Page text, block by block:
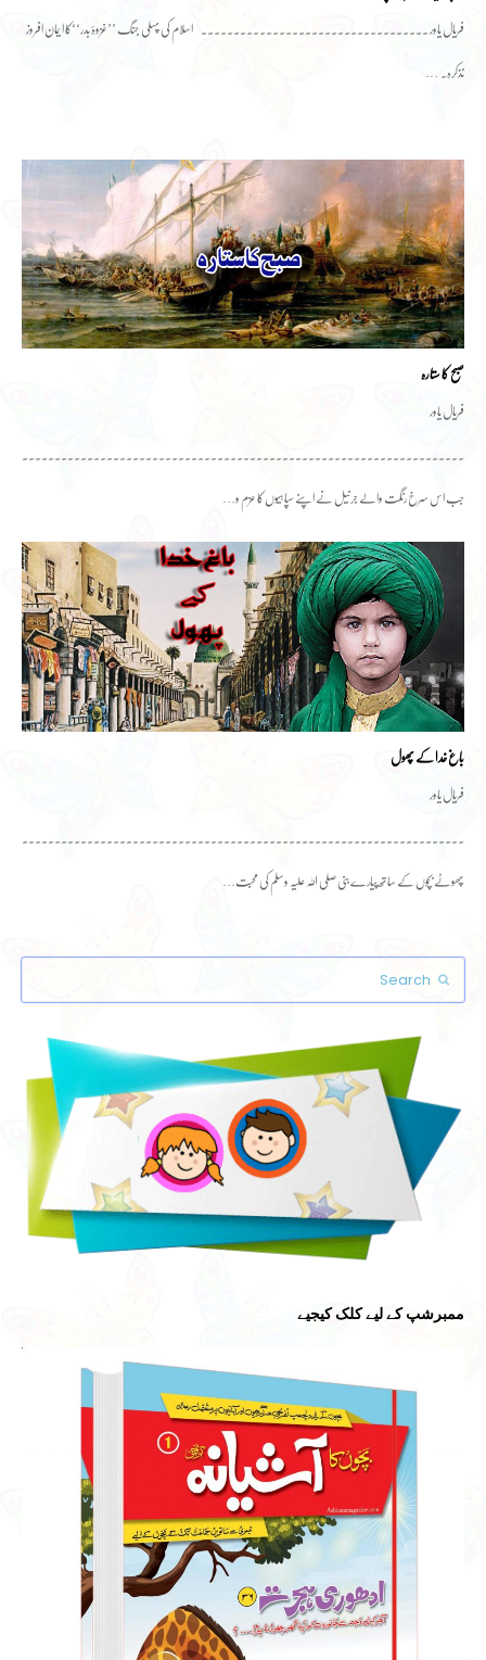
فریال یاور ۔۔۔۔۔۔۔۔۔۔۔۔۔۔۔۔۔۔۔۔۔۔۔۔۔۔۔۔۔۔۔۔۔۔۔ اسلام کی پہلی جنگ ’’غزوۂ بدر‘‘کا ایمان افروز
تذکرہ۔ …
صبح کا ستارہ
فریال یاور
جب اس سرخ رنگت والے جرنیل نے اپنے سپاہیوں کا عزم و…
باغ خدا کے پھول
فریال یاور
چھوٹے بچوں کے ساتھ پیارے بنی صلی اللہ علیہ وسلم کی محبت…
Search
ممبرشپ کے لیے کلک کیجیے